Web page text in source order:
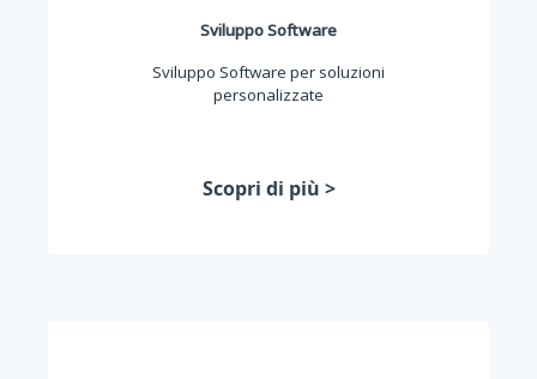
Sviluppo Software
Sviluppo Software per soluzioni
personalizzate
Scopri di più >